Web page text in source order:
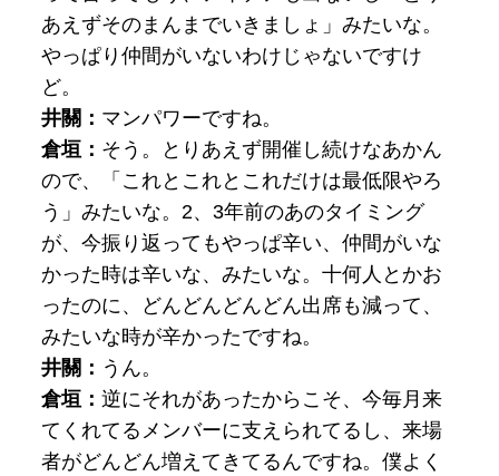
あえずそのまんまでいきましょ」みたいな。
やっぱり仲間がいないわけじゃないですけ
ど。
井關： マンパワーですね。
倉垣： そう。とりあえず開催し続けなあかん
ので、「これとこれとこれだけは最低限やろ
う」みたいな。2、3年前のあのタイミング
が、今振り返ってもやっぱ辛い、仲間がいな
かった時は辛いな、みたいな。十何人とかお
ったのに、どんどんどんどん出席も減って、
みたいな時が辛かったですね。
井關： うん。
倉垣：逆にそれがあったからこそ、今毎月来
てくれてるメンバーに支えられてるし、来場
者がどんどん増えてきてるんですね。僕よく